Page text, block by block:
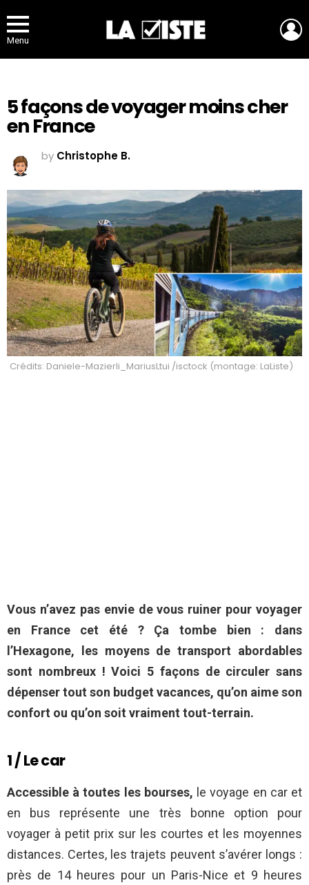
Menu
5 façons de voyager moins cher
en France
by Christophe B.
Crédits: Daniele-Mazierli_MariusLtui /isctock (montage: LaListe)
Vous n’avez pas envie de vous ruiner pour voyager
en France cet été ? Ça tombe bien : dans
l’Hexagone, les moyens de transport abordables
sont nombreux ! Voici 5 façons de circuler sans
dépenser tout son budget vacances, qu’on aime son
confort ou qu’on soit vraiment tout-terrain.
1 / Le car
Accessible à toutes les bourses, le voyage en car et
en bus représente une très bonne option pour
voyager à petit prix sur les courtes et les moyennes
distances. Certes, les trajets peuvent s’avérer longs :
près de 14 heures pour un Paris-Nice et 9 heures